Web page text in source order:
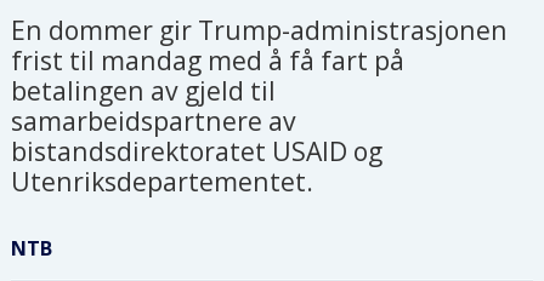
En dommer gir Trump-administrasjonen
frist til mandag med å få fart på
betalingen av gjeld til
samarbeidspartnere av
bistandsdirektoratet USAID og
Utenriksdepartementet.
NTB